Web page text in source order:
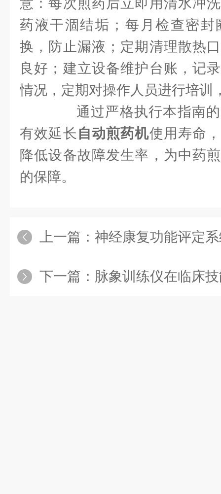
意：每次煎药后立即用清水冲
药液干涸结垢；每月检查密封
换，防止漏液；定期清理散热
良好；建立设备维护台账，记
情况，定期对操作人员进行培训
通过严格执行本指南的
有效延长 自动煎药机使用寿命
降低设备故障发生率，为中药
的保障。
上一篇： 神经康复功能评定系统：
下一篇： 脉象训练仪在临床